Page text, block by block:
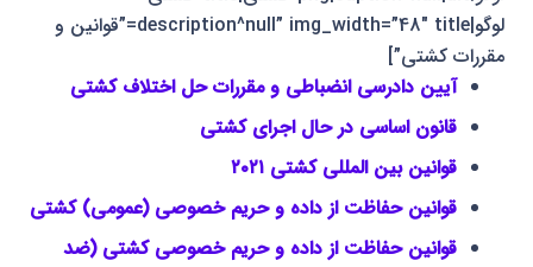
لوگو|description^null” img_width=”48″ title=”قوانین و
مقررات کشتی”]
آیین دادرسی انضباطی و مقررات حل اختلاف کشتی
قانون اساسی در حال اجرای کشتی
قوانین بین المللی کشتی ۲۰۲۱
قوانین حفاظت از داده و حریم خصوصی (عمومی) کشتی
قوانین حفاظت از داده و حریم خصوصی کشتی (ضد